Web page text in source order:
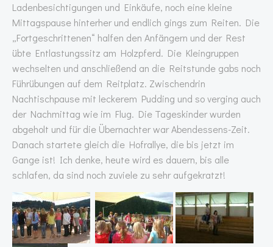
Ladenbesichtigungen und Einkäufe, noch eine kleine
Mittagspause hinterher und endlich gings zum Reiten. Die
„Fortgeschrittenen“ halfen den Anfängern und der Rest
übte Entlastungssitz am Holzpferd. Die Kleingruppen
wechselten und anschließend an die Reitstunde gabs noch
Führübungen auf dem Reitplatz. Zwischendrin
Nachtischpause mit leckerem Pudding und so verging auch
der Nachmittag wie im Flug. Die Tageskinder wurden
abgeholt und für die Übernachter war Abendessens-Zeit.
Danach startete gleich die Hofrallye, die bis jetzt im
Gange ist! Ich denke, heute wird es dauern, bis alle
schlafen, da sind noch zuviele zu sehr aufgekratzt!